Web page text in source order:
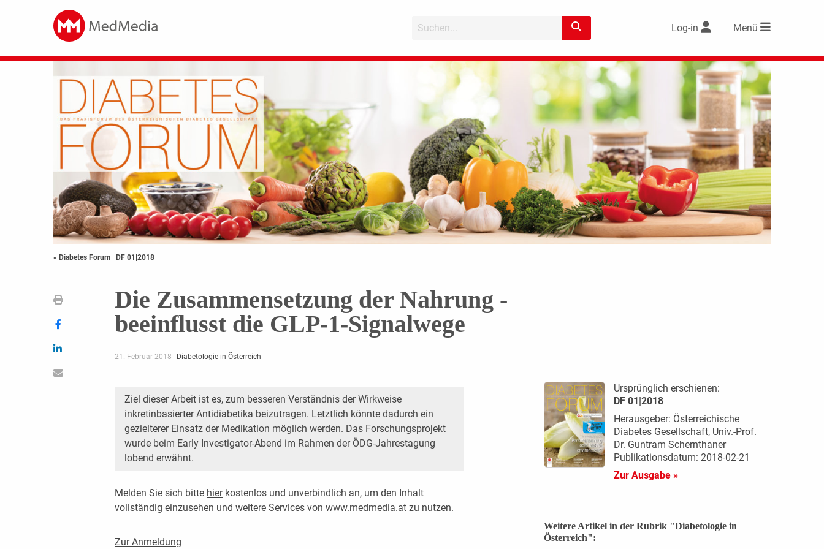
Log-in Menü
« Diabetes Forum | DF 01|2018
Die Zusammensetzung der Nahrung ­
beeinflusst die GLP-1-Signalwege
21. Februar 2018 Diabetologie in Österreich
Ziel dieser Arbeit ist es, zum besseren Verständnis der Wirkweise
inkretinbasierter Antidiabetika beizutragen. Letztlich könnte dadurch ein
gezielterer Einsatz der Medikation möglich werden. Das Forschungsprojekt
wurde beim Early Investigator-Abend im Rahmen der ÖDG-Jahrestagung
lobend erwähnt.
Melden Sie sich bitte hierkostenlos und unverbindlich an, um den Inhalt
vollständig einzusehen und weitere Services von www.medmedia.at zu nutzen.
Zur Anmeldung
Ursprünglich erschienen:
DF 01|2018
Herausgeber: Österreichische
Diabetes Gesellschaft, Univ.-Prof.
Dr. Guntram Schernthaner
Publikationsdatum: 2018-02-21
Zur Ausgabe »
Weitere Artikel in der Rubrik "Diabetologie in
Österreich":